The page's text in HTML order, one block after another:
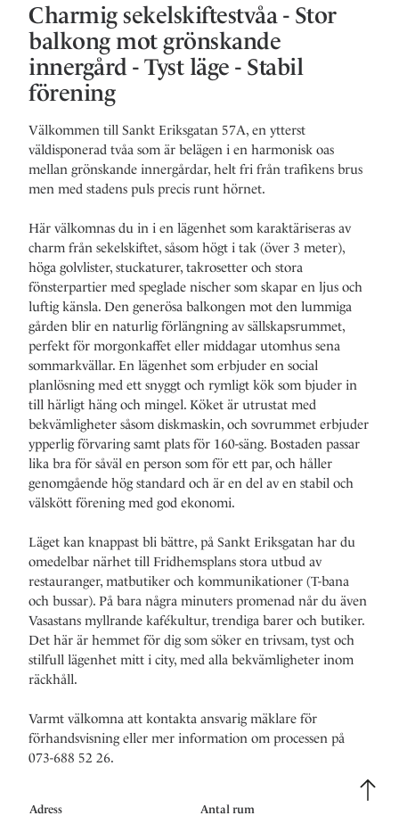
Charmig sekelskiftestvåa - Stor
balkong mot grönskande
innergård - Tyst läge - Stabil
förening
Välkommen till Sankt Eriksgatan 57A, en ytterst
väldisponerad tvåa som är belägen i en harmonisk oas
mellan grönskande innergårdar, helt fri från trafikens brus
men med stadens puls precis runt hörnet.
Här välkomnas du in i en lägenhet som karaktäriseras av
charm från sekelskiftet, såsom högt i tak (över 3 meter),
höga golvlister, stuckaturer, takrosetter och stora
fönsterpartier med speglade nischer som skapar en ljus och
luftig känsla. Den generösa balkongen mot den lummiga
gården blir en naturlig förlängning av sällskapsrummet,
perfekt för morgonkaffet eller middagar utomhus sena
sommarkvällar. En lägenhet som erbjuder en social
planlösning med ett snyggt och rymligt kök som bjuder in
till härligt häng och mingel. Köket är utrustat med
bekvämligheter såsom diskmaskin, och sovrummet erbjuder
ypperlig förvaring samt plats för 160-säng. Bostaden passar
lika bra för såväl en person som för ett par, och håller
genomgående hög standard och är en del av en stabil och
välskött förening med god ekonomi.
Läget kan knappast bli bättre, på Sankt Eriksgatan har du
omedelbar närhet till Fridhemsplans stora utbud av
restauranger, matbutiker och kommunikationer (T-bana
och bussar). På bara några minuters promenad når du även
Vasastans myllrande kafékultur, trendiga barer och butiker.
Det här är hemmet för dig som söker en trivsam, tyst och
stilfull lägenhet mitt i city, med alla bekvämligheter inom
räckhåll.
Varmt välkomna att kontakta ansvarig mäklare för
förhandsvisning eller mer information om processen på
073-688 52 26.
Adress Antal rum